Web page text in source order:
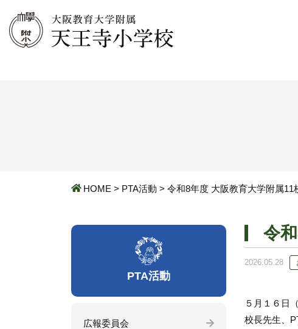
HOME > PTA活動 > 令和8年度 大阪教育大学附属11
令
2026.05.28
５月１６日
校長先生、
PTA活動
広報委員会